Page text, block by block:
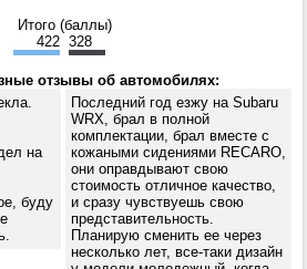
Итого (баллы)
422 328
отзывы об автомобилях:
на
буду
Последний год езжу на Subaru
WRX, брал в полной
комплектации, брал вместе с
кожаными сидениями RECARO,
они оправдывают свою
стоимость отличное качество,
и сразу чувствуешь свою
представительность.
Планирую сменить ее через
несколько лет, все-таки дизайн